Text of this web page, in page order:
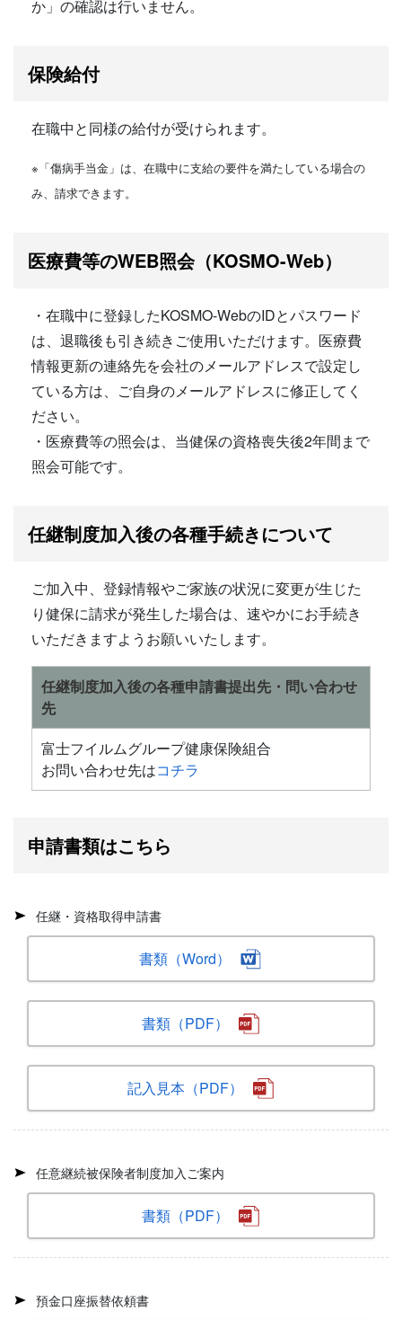
か」の確認は行いません。
保険給付
在職中と同様の給付が受けられます。
※「傷病手当金」は、在職中に支給の要件を満たしている場合の
み、請求できます。
医療費等のWEB照会（KOSMO-Web）
・在職中に登録したKOSMO-WebのIDとパスワード
は、退職後も引き続きご使用いただけます。医療費
情報更新の連絡先を会社のメールアドレスで設定し
ている方は、ご自身のメールアドレスに修正してく
ださい。
・医療費等の照会は、当健保の資格喪失後2年間まで
照会可能です。
任継制度加入後の各種手続きについて
ご加入中、登録情報やご家族の状況に変更が生じた
り健保に請求が発生した場合は、速やかにお手続き
いただきますようお願いいたします。
任継制度加入後の各種申請書提出先・問い合わせ
先
富士フイルムグループ健康保険組合
お問い合わせ先はコチラ
申請書類はこちら
任継・資格取得申請書
書類（Word）
書類（PDF）
記入見本（PDF）
任意継続被保険者制度加入ご案内
書類（PDF）
預金口座振替依頼書